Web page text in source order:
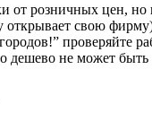
розничных цен, но
свою
проверяйте
дешево не может быть